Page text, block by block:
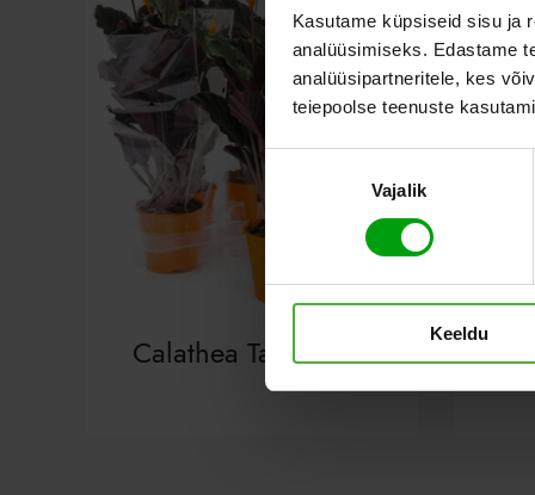
Kasutame küpsiseid sisu ja
analüüsimiseks. Edastame
analüüsipartneritele, kes
teiepoolse teenuste
Vajalik
Keeldu
Calathea Tassmania